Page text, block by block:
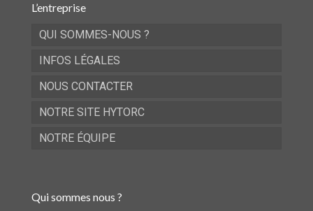
L’entreprise
QUI SOMMES-NOUS ?
INFOS LÉGALES
NOUS CONTACTER
NOTRE SITE HYTORC
NOTRE ÉQUIPE
Qui sommes nous ?